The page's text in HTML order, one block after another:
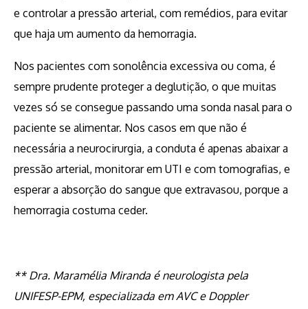
e controlar a pressão arterial, com remédios, para evitar
que haja um aumento da hemorragia.
Nos pacientes com sonolência excessiva ou coma, é
sempre prudente proteger a deglutição, o que muitas
vezes só se consegue passando uma sonda nasal para o
paciente se alimentar. Nos casos em que não é
necessária a neurocirurgia, a conduta é apenas abaixar a
pressão arterial, monitorar em UTI e com tomografias, e
esperar a absorção do sangue que extravasou, porque a
hemorragia costuma ceder.
** Dra. Maramélia Miranda é neurologista pela
UNIFESP-EPM, especializada em AVC e Doppler